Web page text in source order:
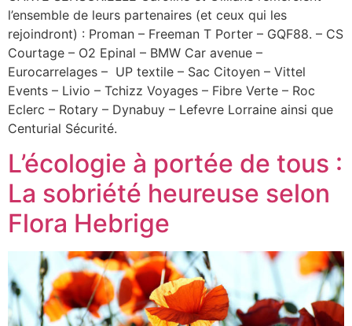
l’ensemble de leurs partenaires (et ceux qui les
rejoindront) : Proman – Freeman T Porter – GQF88. – CS
Courtage – O2 Epinal – BMW Car avenue –
Eurocarrelages – UP textile – Sac Citoyen – Vittel
Events – Livio – Tchizz Voyages – Fibre Verte – Roc
Eclerc – Rotary – Dynabuy – Lefevre Lorraine ainsi que
Centurial Sécurité.
L’écologie à portée de tous :
La sobriété heureuse selon
Flora Hebrige